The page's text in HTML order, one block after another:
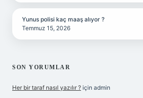
Yunus polisi kaç maaş alıyor ?
Temmuz 15, 2026
SON YORUMLAR
Her bir taraf nasıl yazılır ? için admin